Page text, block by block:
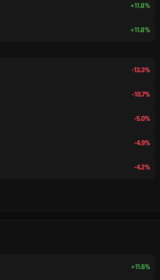
+11.8%
+11.8%
-13.3%
-10.7%
-5.0%
-4.9%
-4.2%
+11.6%